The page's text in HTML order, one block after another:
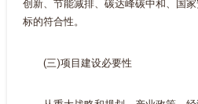
创新、节能减排、碳达峰碳中和、国
标的符合性。
(三)项目建设必要性